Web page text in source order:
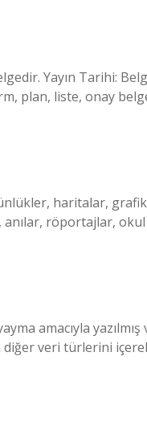
Yayın Tarihi:
plan, liste, onay
haritalar,
röportajlar, okul
amacıyla
diğer veri türlerini